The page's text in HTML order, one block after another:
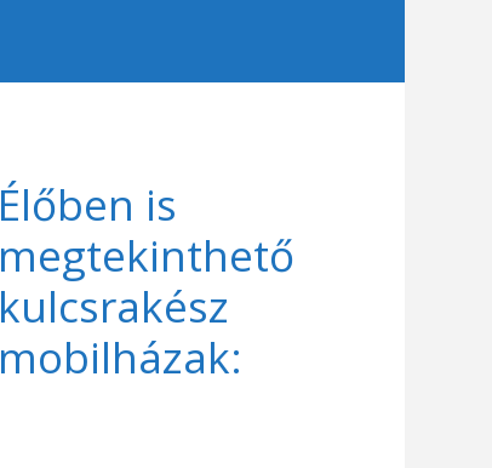
Élőben is
megtekinthető
kulcsrakész
mobilházak: